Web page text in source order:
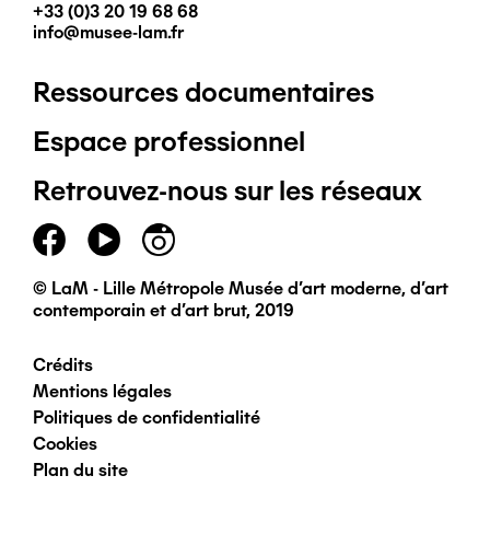
+33 (0)3 20 19 68 68
info@musee-lam.fr
Pied
de
page
principal
Ressources documentaires
Espace professionnel
Retrouvez-nous sur les réseaux
© LaM - Lille Métropole Musée d'art moderne, d'art
contemporain et d'art brut, 2019
Pied
de
page
Crédits
Mentions légales
Politiques de confidentialité
Cookies
Plan du site